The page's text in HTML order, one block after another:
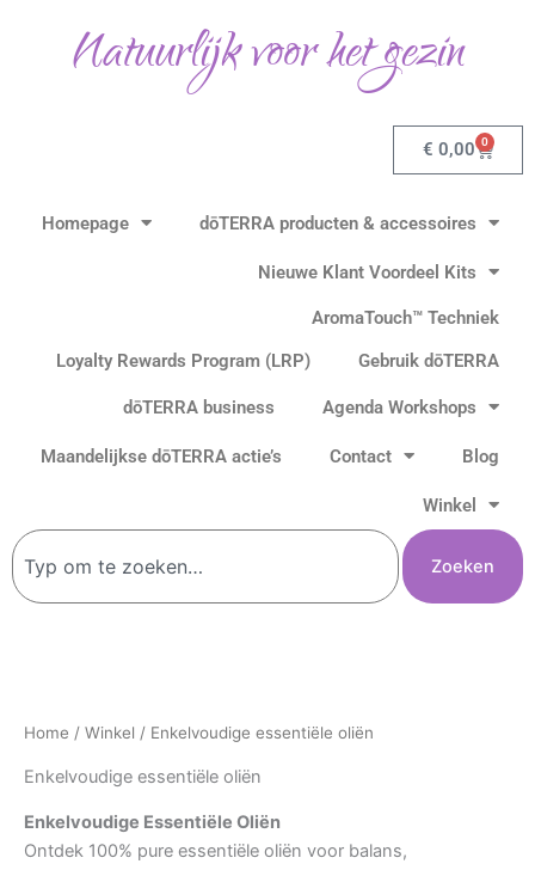
Natuurlijk voor het gezin
€ 0,00 0
Homepage dōTERRA producten & accessoires
Nieuwe Klant Voordeel Kits
AromaTouch™ Techniek
Loyalty Rewards Program (LRP)
Gebruik dōTERRA
dōTERRA business Agenda Workshops
Maandelijkse dōTERRA actie’s Contact Blog
Winkel
Zoeken
Zoeken
Home / Winkel / Enkelvoudige essentiële oliën
Enkelvoudige essentiële oliën
Enkelvoudige Essentiële Oliën
Ontdek 100% pure essentiële oliën voor balans,
populariteit